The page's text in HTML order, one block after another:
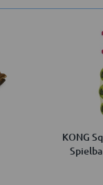
KONG